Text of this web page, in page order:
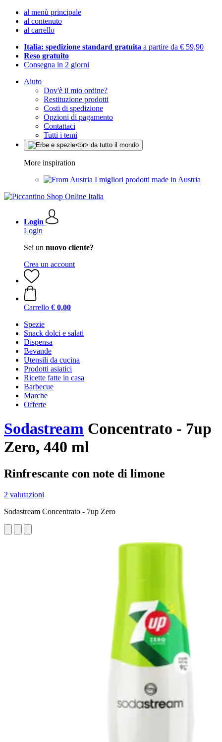
al menù principale
al contenuto
al carrello
Italia: spedizione standard gratuita a partire da € 59,90
Reso gratuito
Consegna in 2 giorni
Aiuto
Dov'è il mio ordine?
Restituzione prodotti
Costi di spedizione
Opzioni di pagamento
Contattaci
Tutti i temi
More inspiration
I migliori prodotti made in Austria
Login
Login
Sei un nuovo cliente?
Crea un account
Carrello € 0,00
Spezie
Snack dolci e salati
Dispensa
Bevande
Utensili da cucina
Prodotti asiatici
Ricette fatte in casa
Barbecue
Marche
Offerte
Sodastream Concentrato - 7up
Zero, 440 ml
Rinfrescante con note di limone
2 valutazioni
Sodastream Concentrato - 7up Zero